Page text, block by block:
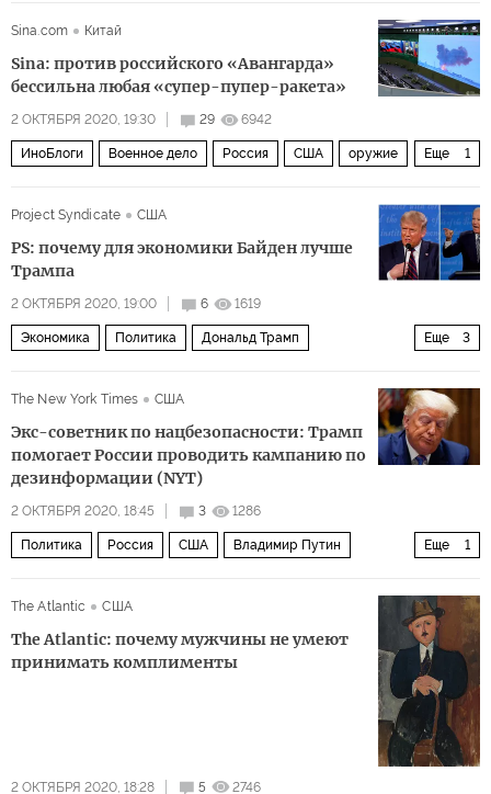
Sina.com
Китай
Sina: против российского «Авангарда»
бессильна любая «супер-пупер-ракета»
2 ОКТЯБРЯ 2020, 19:30 29 6942
Еще 1
ИноБлоги Военное дело Россия США оружие
Project Syndicate
США
PS: почему для экономики Байден лучше
Трампа
2 ОКТЯБРЯ 2020, 19:00 6 1619
Еще 3
Экономика Политика Дональд Трамп
The New York Times
США
Экс-советник по нацбезопасности: Трамп
помогает России проводить кампанию по
дезинформации (NYT)
2 ОКТЯБРЯ 2020, 18:45 3 1286
Еще 1
Политика Россия США Владимир Путин
The Atlantic
США
The Atlantic: почему мужчины не умеют
принимать комплименты
2 ОКТЯБРЯ 2020, 18:28 5 2746